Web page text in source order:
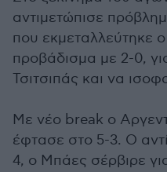
αντιμετώπισε
που εκμεταλλεύτηκε
προβάδισμα με 2-0,
Τσιτσιπάς και να
Με νέο break ο
έφτασε στο 5-3. Ο
4, ο Μπάες σέρβιρε